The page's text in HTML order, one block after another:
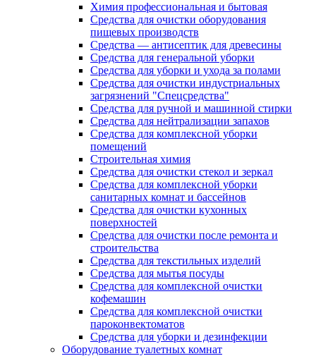
Химия профессиональная и бытовая
Средства для очистки оборудования
пищевых производств
Средства — антисептик для древесины
Средства для генеральной уборки
Средства для уборки и ухода за полами
Средства для очистки индустриальных
загрязнений "Спецсредства"
Средства для ручной и машинной стирки
Средства для нейтрализации запахов
Средства для комплексной уборки
помещений
Строительная химия
Средства для очистки стекол и зеркал
Средства для комплексной уборки
санитарных комнат и бассейнов
Средства для очистки кухонных
поверхностей
Средства для очистки после ремонта и
строительства
Средства для текстильных изделий
Средства для мытья посуды
Средства для комплексной очистки
кофемашин
Средства для комплексной очистки
пароконвектоматов
Средства для уборки и дезинфекции
Оборудование туалетных комнат